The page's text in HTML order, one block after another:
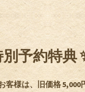
予約特典
客様は、旧価格 5,000